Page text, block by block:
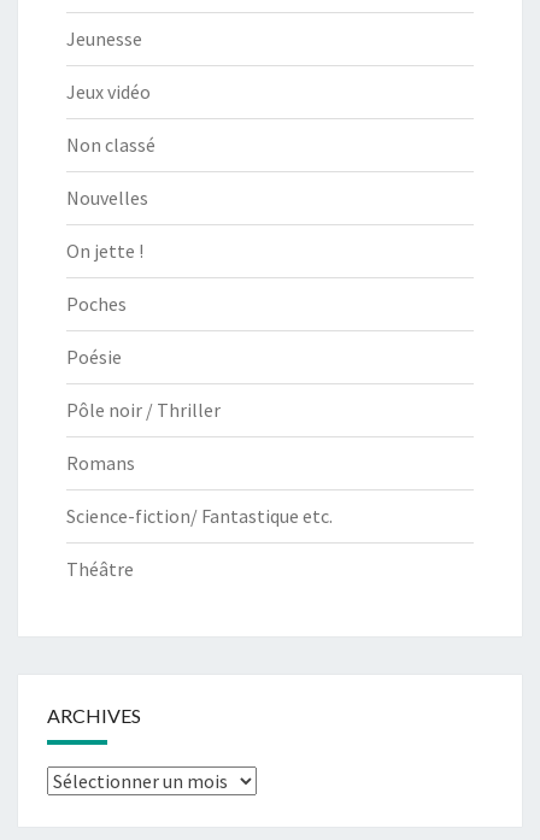
Jeunesse
Jeux vidéo
Non classé
Nouvelles
On jette !
Poches
Poésie
Pôle noir / Thriller
Romans
Science-fiction/ Fantastique etc.
Théâtre
ARCHIVES
Archives